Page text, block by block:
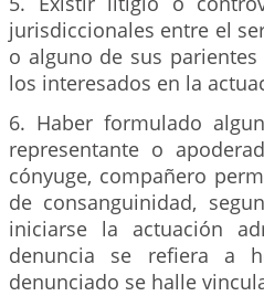
jurisdiccionales entre el
o alguno de sus
los interesados en la
6. Haber formulado
representante o
cónyuge, compañero
de consanguinidad,
iniciarse la actuación
denuncia se refiera a
denunciado se halle